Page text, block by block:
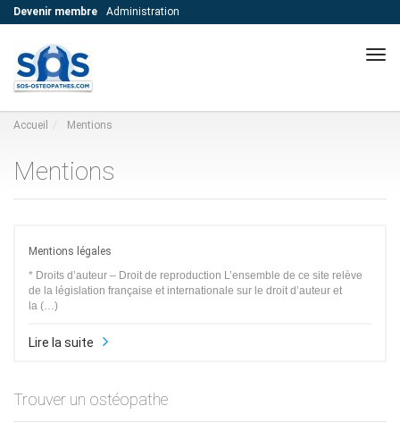
Devenir membre Administration
Accueil Mentions
Mentions
Lire
Mentions légales
* Droits d’auteur – Droit de reproduction L’ensemble de ce site relève
de la législation française et internationale sur le droit d’auteur et
la (…)
Lire la suite
Trouver un ostéopathe